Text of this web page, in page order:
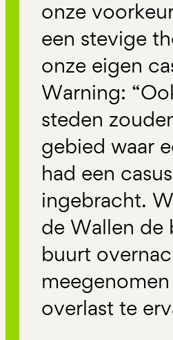
onze
een stevige
onze eigen
Warning:
steden
gebied waar
had een
ingebracht.
de Wallen de
buurt
overlast te